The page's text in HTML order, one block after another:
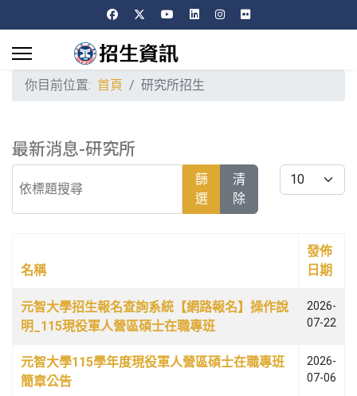
你目前位置: 首頁 研究所招生
最新消息-研究所
篩
選
清
除
每頁顯示條數
文章列表
名稱
發佈
日期
元智大學招生報名查詢系統【網路報名】操作說
明_115現役軍人營區碩士在職專班
2026-
07-22
元智大學115學年度現役軍人營區碩士在職專班
簡章公告
2026-
07-06